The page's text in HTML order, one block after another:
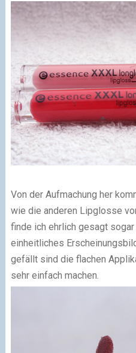
Von der Aufmachung her
wie die anderen Lipglosse
finde ich ehrlich gesagt
einheitliches
gefällt sind die flachen
sehr einfach machen.